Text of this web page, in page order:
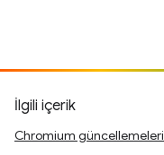
İlgili içerik
Chromium güncellemeleri